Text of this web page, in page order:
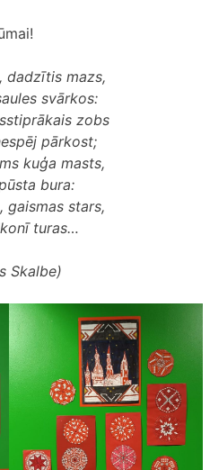
dadzītis mazs,
svārkos:
zobs
pārkost;
kuģa masts,
bura:
gaismas stars,
turas…
Skalbe)